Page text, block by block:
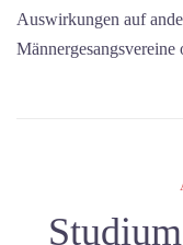
Auswirkungen auf
Männergesangsvereine